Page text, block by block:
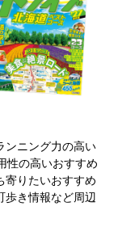
ンニング力の高い
性の高いおすすめ
寄りたいおすすめ
歩き情報など周辺